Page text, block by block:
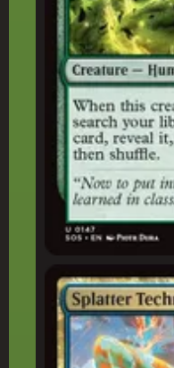
Técnica Esguichadora